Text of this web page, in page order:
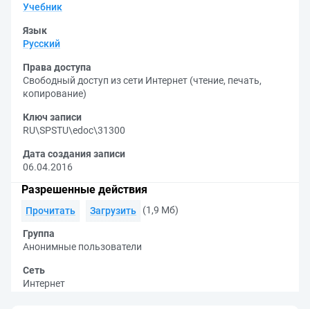
Учебник
Язык
Русский
Права доступа
Свободный доступ из сети Интернет (чтение, печать,
копирование)
Ключ записи
RU\SPSTU\edoc\31300
Дата создания записи
06.04.2016
Разрешенные действия
Прочитать Загрузить (1,9 Мб)
Группа
Анонимные пользователи
Сеть
Интернет